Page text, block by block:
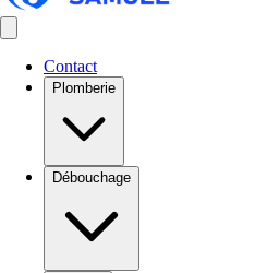
Contact
Plomberie
Débouchage